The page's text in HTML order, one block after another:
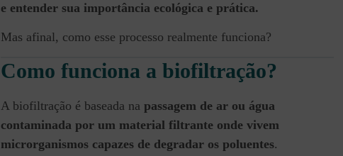
e entender sua importância ecológica e prática.
Mas afinal, como esse processo realmente funciona?
Como funciona a biofiltração?
A biofiltração é baseada na passagem de ar ou água
contaminada por um material filtrante onde vivem
microrganismos capazes de degradar os poluentes.